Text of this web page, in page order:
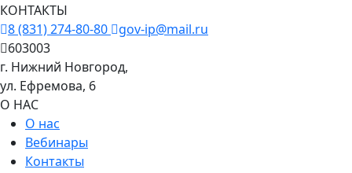
КОНТАКТЫ
8 (831) 274-80-80
gov-ip@mail.ru
603003
г. Нижний Новгород,
ул. Ефремова, 6
О НАС
О нас
Вебинары
Контакты